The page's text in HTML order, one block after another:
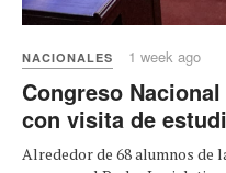
NACIONALES 1 week ago
Congreso
con visita de
Alrededor de 68 alumnos de